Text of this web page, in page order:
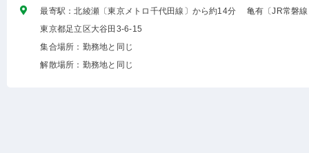
最寄駅：北綾瀬〔東京メトロ千代田線〕から約14分 亀有〔JR常磐
東京都足立区大谷田3-6-15
集合場所：勤務地と同じ
解散場所：勤務地と同じ